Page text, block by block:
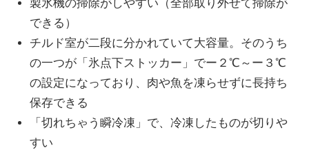
製氷機の掃除がしやすい（全部取り外せて掃除が
できる）
チルド室が二段に分かれていて大容量。そのうち
の一つが「氷点下ストッカー」でー２℃～ー３℃
の設定になっており、肉や魚を凍らせずに長持ち
保存できる
「切れちゃう瞬冷凍」で、冷凍したものが切りや
すい